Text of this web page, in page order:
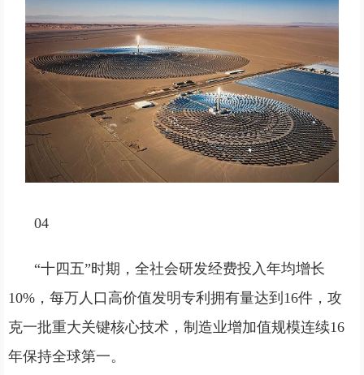
04
“十四五”时期，全社会研发经费投入年均增长
10%，每万人口高价值发明专利拥有量达到16件，攻
克一批重大关键核心技术，制造业增加值规模连续16
年保持全球第一。